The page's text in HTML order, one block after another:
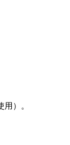
）。